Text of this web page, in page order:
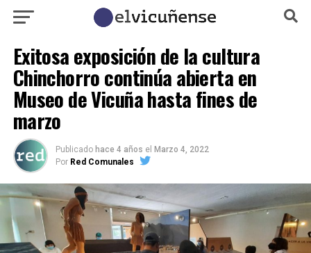
Exitosa exposición de la cultura
Chinchorro continúa abierta en
Museo de Vicuña hasta fines de
marzo
Publicado hace 4 años el Marzo 4, 2022
Por Red Comunales